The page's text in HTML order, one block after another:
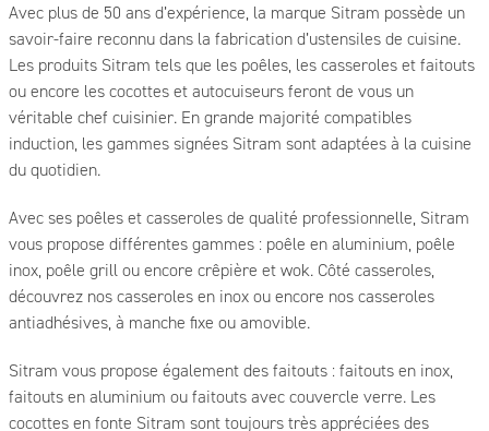
Avec plus de 50 ans d’expérience, la marque Sitram possède un
savoir-faire reconnu dans la fabrication d’ustensiles de cuisine.
Les produits Sitram tels que les poêles, les casseroles et faitouts
ou encore les cocottes et autocuiseurs feront de vous un
véritable chef cuisinier. En grande majorité compatibles
induction, les gammes signées Sitram sont adaptées à la cuisine
du quotidien.
Avec ses poêles et casseroles de qualité professionnelle, Sitram
vous propose différentes gammes : poêle en aluminium, poêle
inox, poêle grill ou encore crêpière et wok. Côté casseroles,
découvrez nos casseroles en inox ou encore nos casseroles
antiadhésives, à manche fixe ou amovible.
Sitram vous propose également des faitouts : faitouts en inox,
faitouts en aluminium ou faitouts avec couvercle verre. Les
cocottes en fonte Sitram sont toujours très appréciées des